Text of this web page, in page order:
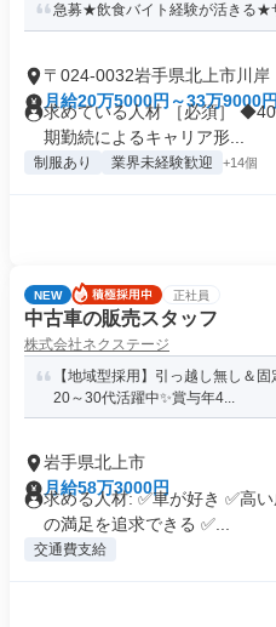
急募★飲食バイト経験が活きる★
〒024-0032岩手県北上市川岸
月給20万5000円～33万9000円
求めている人材 ［必須］
期勤続によるキャリア形...
制服あり 業界未経験歓迎 +14個
NEW 正社員
中古車の販売スタッフ
株式会社ネクステージ
【地域型採用】引っ越し無し＆
20～30代活躍中✨賞与年4...
岩手県北上市
月給58万3000円
求める人材: ✅車が好き ✅高
の満足を追求できる ✅...
交通費支給